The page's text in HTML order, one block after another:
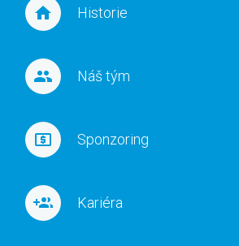
Historie
Náš tým
Sponzoring
Kariéra